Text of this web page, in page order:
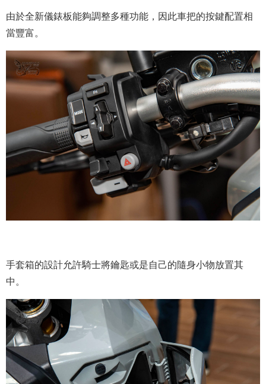
由於全新儀錶板能夠調整多種功能，因此車把的按鍵配置相
當豐富。
手套箱的設計允許騎士將鑰匙或是自己的隨身小物放置其
中。